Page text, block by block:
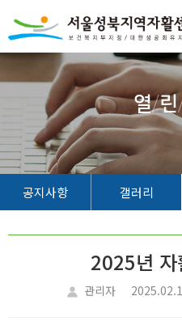
열/린
공지사항 갤러리
2025년 자
관리자